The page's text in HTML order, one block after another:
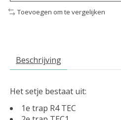
Toevoegen om te vergelijken
Beschrijving
Het setje bestaat uit:
1e trap R4 TEC